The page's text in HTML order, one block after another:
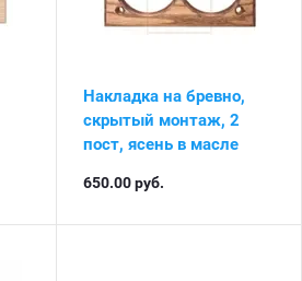
Накладка на бревно,
скрытый монтаж, 2
пост, ясень в масле
650.00руб.